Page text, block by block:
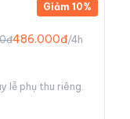
Giảm 10%
486.000đ/4h
lễ phụ thu riêng.